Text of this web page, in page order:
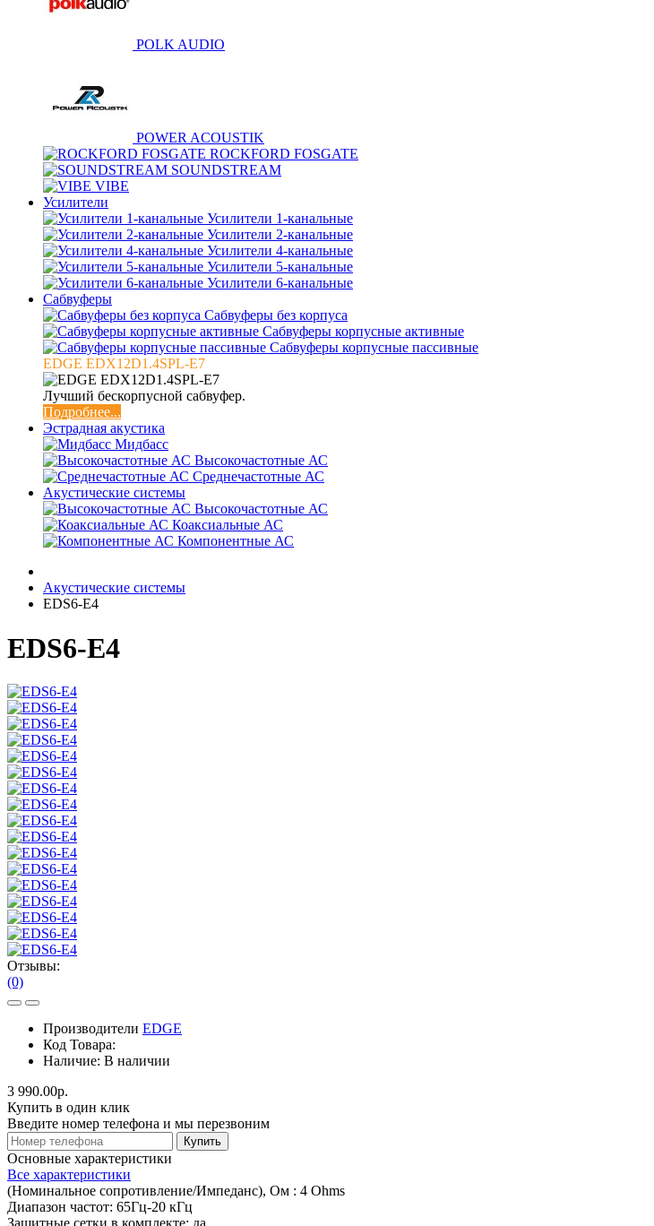
POLK AUDIO
POWER ACOUSTIK
ROCKFORD FOSGATE
SOUNDSTREAM
VIBE
Усилители
Усилители 1-канальные
Усилители 2-канальные
Усилители 4-канальные
Усилители 5-канальные
Усилители 6-канальные
Сабвуферы
Сабвуферы без корпуса
Сабвуферы корпусные активные
Сабвуферы корпусные пассивные
EDGE EDX12D1.4SPL-E7
Лучший бескорпусной сабвуфер.
Подробнее...
Эстрадная акустика
Мидбасс
Высокочастотные АС
Среднечастотные АС
Акустические системы
Высокочастотные АС
Коаксиальные АС
Компонентные АС
Акустические системы
EDS6-E4
EDS6-E4
Отзывы:
(0)
Производители EDGE
Код Товара:
Наличие: В наличии
3 990.00р.
Купить в один клик
Введите номер телефона и мы перезвоним
Купить
Основные характеристики
Все характеристики
(Номинальное сопротивление/Импеданс), Ом : 4 Ohms
Диапазон частот: 65Гц-20 кГц